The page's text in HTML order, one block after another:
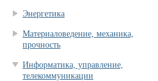
Энергетика
Материаловедение, механика,
прочность
Информатика, управление,
телекоммуникации